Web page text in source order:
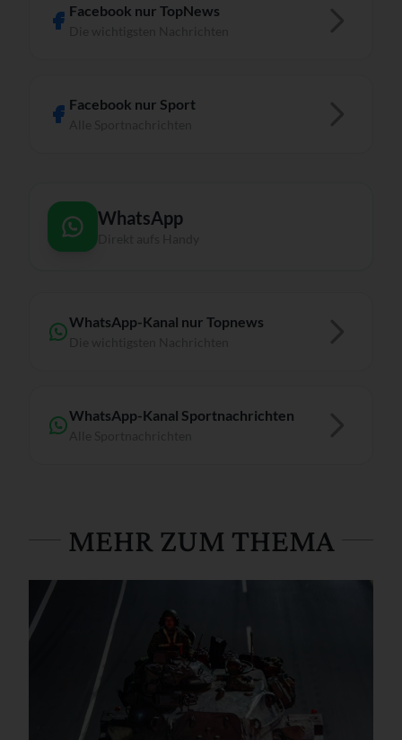
Facebook nur TopNews
Facebook nur Sport
WhatsApp
WhatsApp-Kanal nur Topnews
WhatsApp-Kanal Sportnachrichten
MEHR ZUM THEMA